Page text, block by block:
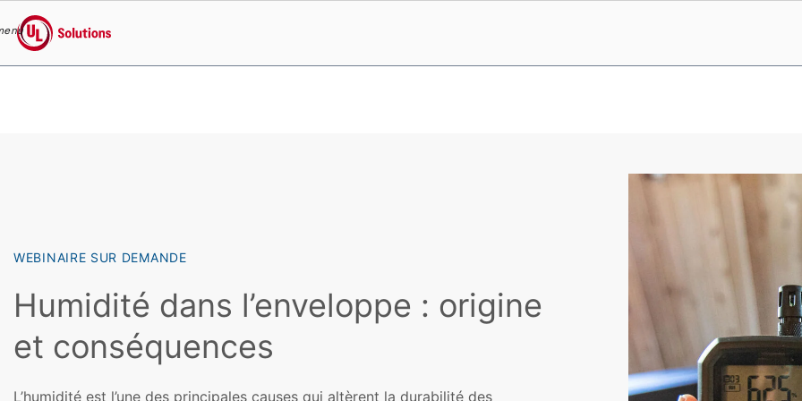
UL Solutions
WEBINAIRE SUR DEMANDE
Humidité dans l’enveloppe : origine
et conséquences
L’humidité est l’une des principales causes qui altèrent la durabilité des